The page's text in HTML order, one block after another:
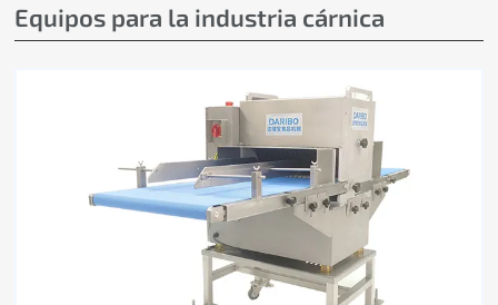
Equipos para la industria cárnica